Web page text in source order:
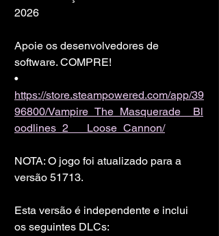
2026
Apoie os desenvolvedores de
software. COMPRE!
•
https://store.steampowered.com/app/39
96800/Vampire_The_Masquerade__Bl
oodlines_2___Loose_Cannon/
NOTA: O jogo foi atualizado para a
versão 51713.
Esta versão é independente e inclui
os seguintes DLCs: